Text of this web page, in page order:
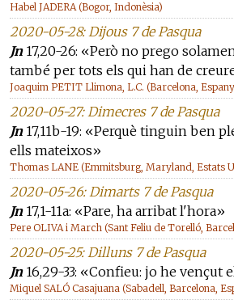
Habel JADERA (Bogor, Indonèsia)
2020-05-28: Dijous 7 de Pasqua
Jn17,20-26: «Però no prego
també per tots els qui han de
Joaquim PETIT Llimona, L.C. (Barcelona,
2020-05-27: Dimecres 7 de Pasqua
Jn17,11b-19: «Perquè tinguin ben
ells mateixos»
Thomas LANE (Emmitsburg, Maryland, Estats
2020-05-26: Dimarts 7 de Pasqua
Jn17,1-11a: «Pare, ha arribat l'hora»
Pere OLIVA i March (Sant Feliu de Torelló,
2020-05-25: Dilluns 7 de Pasqua
Jn16,29-33: «Confieu: jo he vençut
Miquel SALÓ Casajuana (Sabadell, Barcelona,